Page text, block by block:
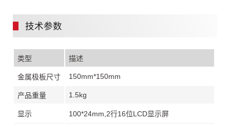
技术参数
类型 描述
金属极板尺寸 150mm*150mm
产品重量 1.5kg
显示 100*24mm,2行16位LCD显示屏